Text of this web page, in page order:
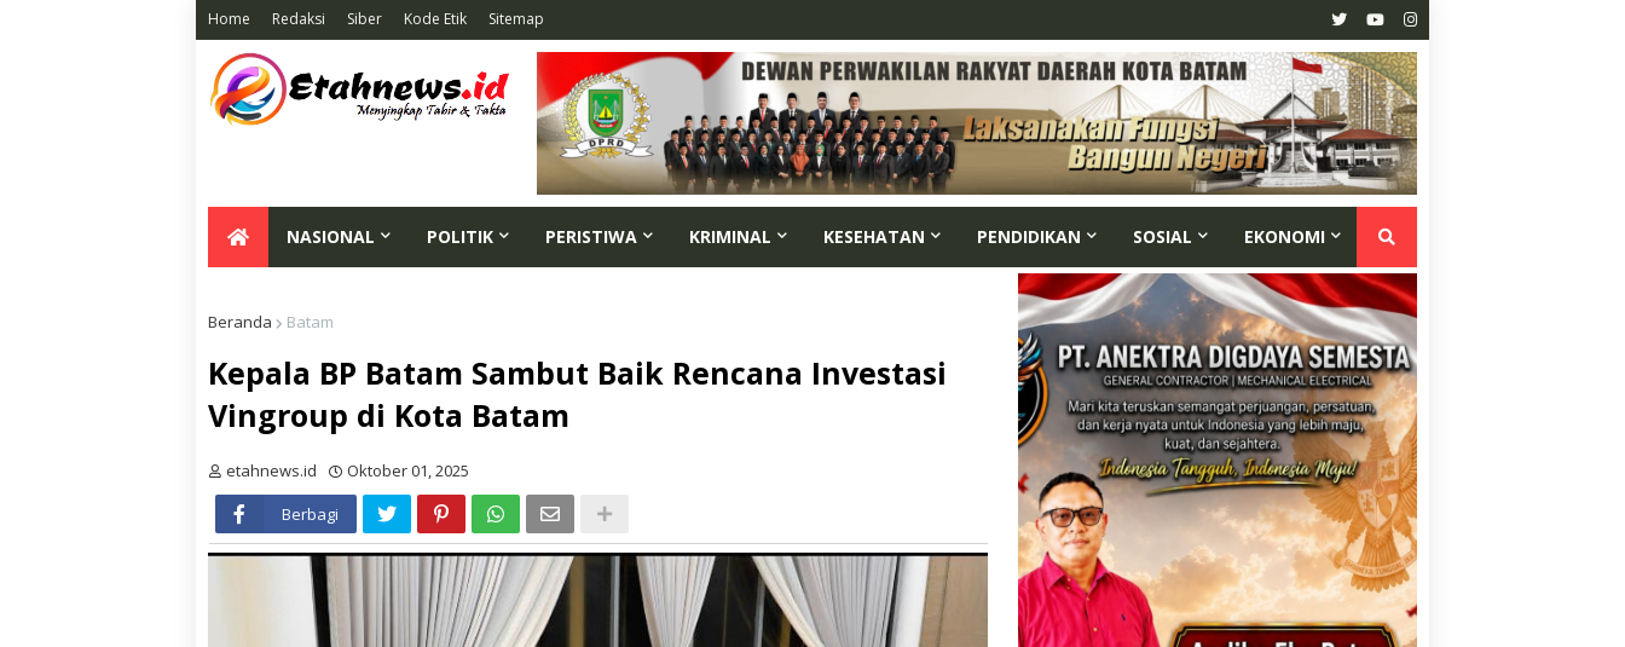
Home Redaksi Siber Kode Etik Sitemap
NASIONAL POLITIK PERISTIWA KRIMINAL KESEHATAN PENDIDIKAN SOSIAL EKONOMI
Beranda Batam
Kepala BP Batam Sambut Baik Rencana Investasi
Vingroup di Kota Batam
etahnews.id
Oktober 01, 2025
Berbagi